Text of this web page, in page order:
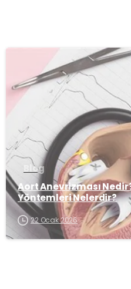
Blog
Aort Anevrizması
Yöntemleri Nelerdir?
22 Ocak 2026